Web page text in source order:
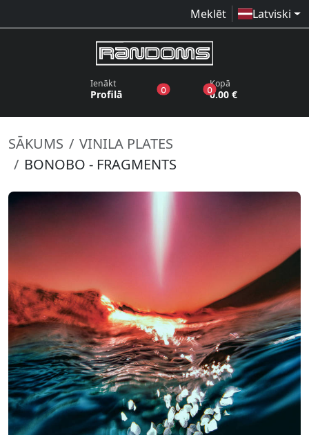
Meklēt Latviski
Ienākt
Profilā 0produkti vēlmju sarakstā
0produkti grozā
Kopā
0.00 €
SĀKUMS
VINILA PLATES
BONOBO - FRAGMENTS